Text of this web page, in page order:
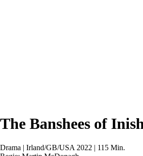
The Banshees of
Drama | Irland/GB/USA 2022 | 115 Min.